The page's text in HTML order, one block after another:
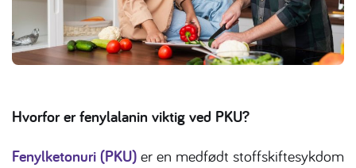
Hvorfor er fenylalanin viktig ved PKU?
Fenylketonuri (PKU) er en medfødt stoffskiftesykdom